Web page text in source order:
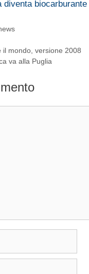
diventa biocarburante
il mondo, versione 2008
va alla Puglia